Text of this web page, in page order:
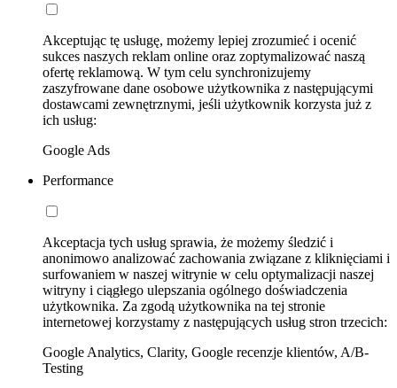
Akceptując tę usługę, możemy lepiej zrozumieć i ocenić
sukces naszych reklam online oraz zoptymalizować naszą
ofertę reklamową. W tym celu synchronizujemy
zaszyfrowane dane osobowe użytkownika z następującymi
dostawcami zewnętrznymi, jeśli użytkownik korzysta już z
ich usług:
Google Ads
Performance
Akceptacja tych usług sprawia, że możemy śledzić i
anonimowo analizować zachowania związane z kliknięciami i
surfowaniem w naszej witrynie w celu optymalizacji naszej
witryny i ciągłego ulepszania ogólnego doświadczenia
użytkownika. Za zgodą użytkownika na tej stronie
internetowej korzystamy z następujących usług stron trzecich:
Google Analytics, Clarity, Google recenzje klientów, A/B-
Testing